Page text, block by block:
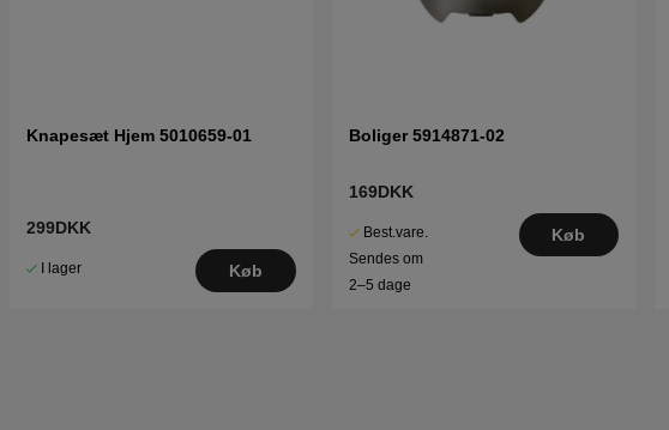
Knapesæt Hjem 5010659-01
299DKK
I lager Køb
Boliger 5914871-02
169DKK
Best.vare.
Sendes om
2–5 dage
Køb